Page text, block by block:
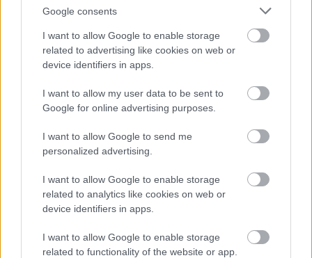
Google consents
I want to allow Google to enable storage
related to advertising like cookies on web or
device identifiers in apps.
I want to allow my user data to be sent to
Google for online advertising purposes.
I want to allow Google to send me
personalized advertising.
I want to allow Google to enable storage
related to analytics like cookies on web or
device identifiers in apps.
I want to allow Google to enable storage
related to functionality of the website or app.